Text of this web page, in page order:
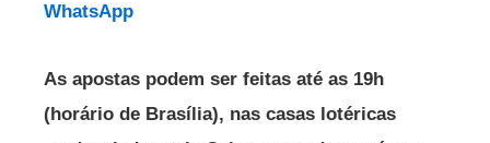
WhatsApp
As apostas podem ser feitas até as 19h
(horário de Brasília), nas casas lotéricas